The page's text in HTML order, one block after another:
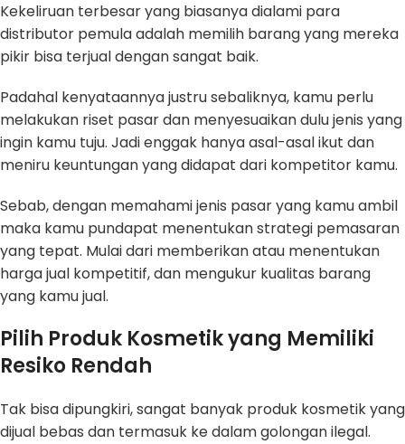
Kekeliruan terbesar yang biasanya dialami para
distributor pemula adalah memilih barang yang mereka
pikir bisa terjual dengan sangat baik.
Padahal kenyataannya justru sebaliknya, kamu perlu
melakukan riset pasar dan menyesuaikan dulu jenis yang
ingin kamu tuju. Jadi enggak hanya asal-asal ikut dan
meniru keuntungan yang didapat dari kompetitor kamu.
Sebab, dengan memahami jenis pasar yang kamu ambil
maka kamu pundapat menentukan strategi pemasaran
yang tepat. Mulai dari memberikan atau menentukan
harga jual kompetitif, dan mengukur kualitas barang
yang kamu jual.
Pilih Produk Kosmetik yang Memiliki
Resiko Rendah
Tak bisa dipungkiri, sangat banyak produk kosmetik yang
dijual bebas dan termasuk ke dalam golongan ilegal.